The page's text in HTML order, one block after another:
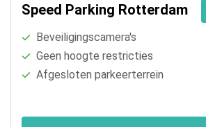
Speed Parking Rotterdam
Beveiligingscamera's
Geen hoogte restricties
Afgesloten parkeerterrein